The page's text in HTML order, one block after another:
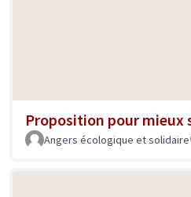
Proposition pour mieux
Angers écologique et solidaire